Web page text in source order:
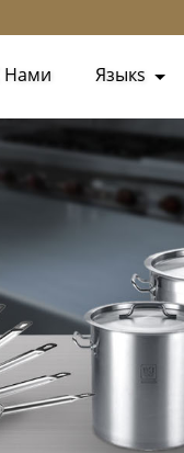
Нами Языкs